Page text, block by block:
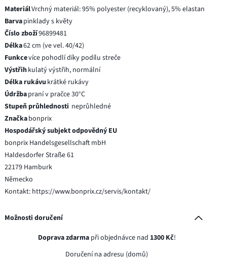
MateriálVrchný materiál: 95% polyester (recyklovaný), 5% elastan
Barvapinklady s květy
Číslo zboží96899481
Délka62 cm (ve vel. 40/42)
Funkcevíce pohodlí díky podílu streče
Výstřihkulatý výstřih, normální
Délka rukávu krátké rukávy
Údržbapraní v pračce 30°C
Stupeň průhlednosti neprůhledné
Značkabonprix
Hospodářský subjekt odpovědný EU
bonprix Handelsgesellschaft mbH
Haldesdorfer Straße 61
22179 Hamburk
Německo
Kontakt: https://www.bonprix.cz/servis/kontakt/
Možnosti doručení
Doprava zdarmapři objednávce nad 1300 Kč!
Doručení na adresu (domů)